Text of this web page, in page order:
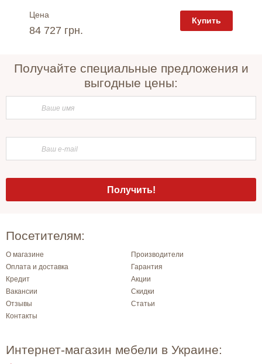
Цена
84 727 грн.
Купить
Получайте специальные предложения и
выгодные цены:
Посетителям:
О магазине
Производители
Оплата и доставка
Гарантия
Кредит
Акции
Вакансии
Скидки
Отзывы
Статьи
Контакты
Интернет-магазин мебели в Украине: